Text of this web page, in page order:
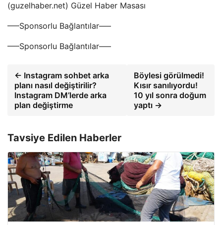
(guzelhaber.net) Güzel Haber Masası
—–Sponsorlu Bağlantılar—–
—–Sponsorlu Bağlantılar—–
← Instagram sohbet arka
planı nasıl değiştirilir?
Instagram DM’lerde arka
plan değiştirme
Böylesi görülmedi!
Kısır sanılıyordu!
10 yıl sonra doğum
yaptı →
Tavsiye Edilen Haberler